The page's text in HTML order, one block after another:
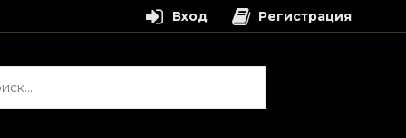
Вход Регистрация